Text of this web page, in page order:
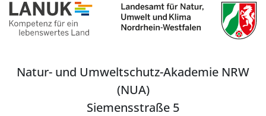
Natur- und Umweltschutz-Akademie NRW
(NUA)
Siemensstraße 5